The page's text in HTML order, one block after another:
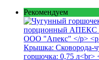
Рекомендуем